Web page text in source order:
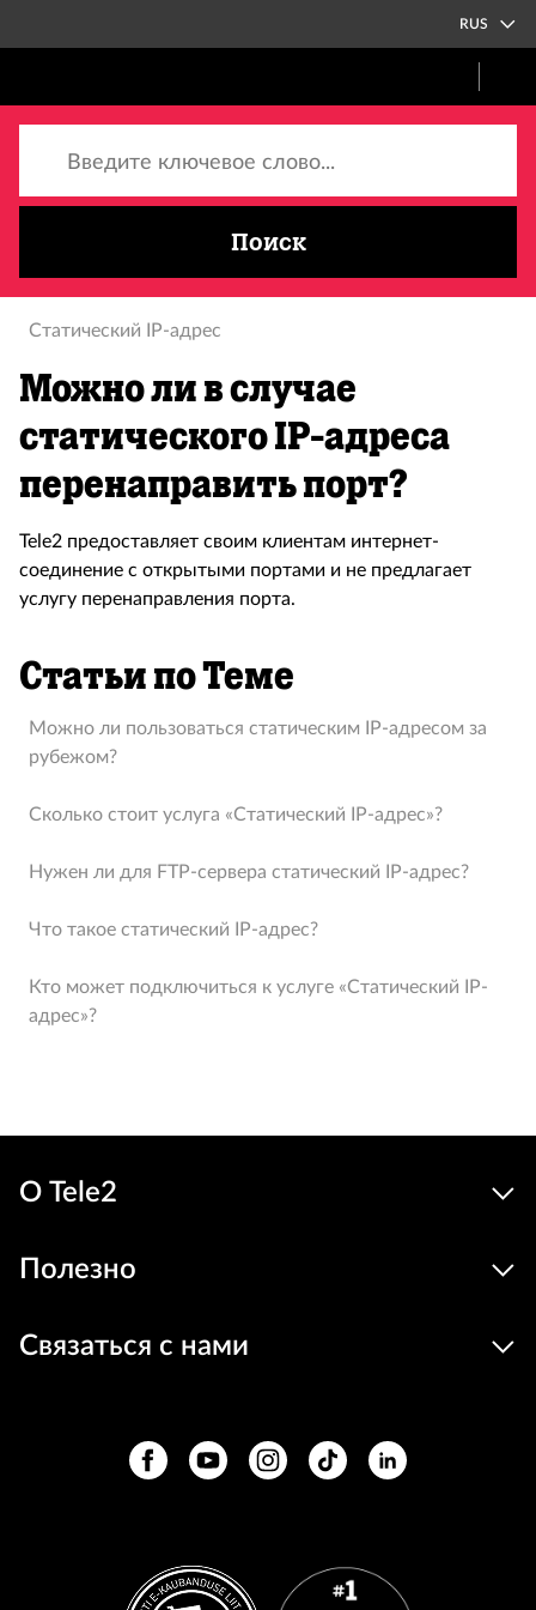
RUS
Поиск
Статический IP-адрес
Можно ли в случае
статического IP-адреса
перенаправить порт?
Tele2 предоставляет своим клиентам интернет-
соединение с открытыми портами и не предлагает
услугу перенаправления порта.
Статьи по Теме
Можно ли пользоваться статическим IP-адресом за
рубежом?
Сколько стоит услуга «Статический IP-адрес»?
Нужен ли для FTP-сервера статический IP-адрес?
Что такое статический IP-адрес?
Кто может подключиться к услуге «Статический IP-
адрес»?
О Tele2
Полезно
Связаться с нами